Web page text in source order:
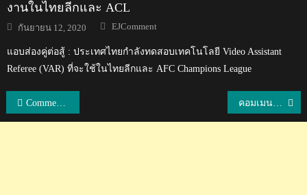
งานในไทยลีกและ ACL
Posted
on
กันยายน 12, 2020 Author
EJComment
แอบส่องคู่ต่อสู้ : ประเทศไทยกำลังทดสอบเทคโนโลยี Video Assistant
Referee (VAR) ที่จะใช้ในไทยลีกและ AFC Champions League
แนะแนว
Comment ชาวอินโดนีเซียก่อนเกมระหว่างไทยกับอินโดนีเซียในนัดชิงฯ ฟุตซอลอาเซียน 2019 คอมเมนต์ชาวเวียดนาม+อินโดหลังไทยคว้าแชมป์ฟุตซอลอาเซียน 2019